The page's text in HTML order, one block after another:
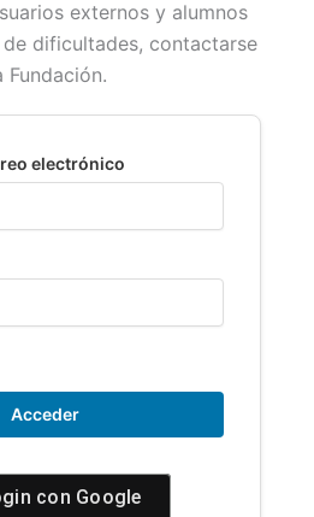
L
i
n
k
t
a
r
t
i
externos y alumnos
de dificultades, contactarse
electrónico
con Google